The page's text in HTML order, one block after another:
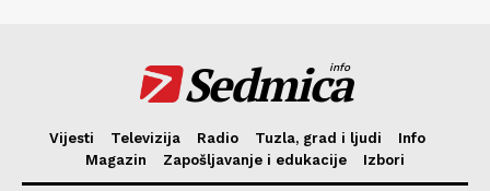
Sedmica
info
Vijesti Televizija Radio Tuzla, grad i ljudi
Info
Magazin
Zapošljavanje i edukacije Izbori